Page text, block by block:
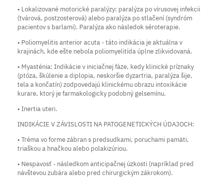
• Lokalizované motorické paralýzy: paralýza po vírusovej infekcii
(tvárová, postzosterová) alebo paralýza po stlačení (syndróm
pacientov s barlami). Paralýza ako následok séroterapie.
• Poliomyelitis anterior acuta - táto indikácia je aktuálna v
krajinách, kde ešte nebola poliomyelitída úplne zlikvidovaná.
• Myasténia: Indikácie v iniciačnej fáze, kedy klinické príznaky
(ptóza, škúlenie a diplopia, neskoršie dyzartria, paralýza šije,
tela a končatín) zodpovedajú klinickému obrazu intoxikácie
kurare, ktorý je farmakologicky podobný gelsemínu.
• Inertia uteri.
INDIKÁCIE V ZÁVISLOSTI NA PATOGENETICKÝCH ÚDAJOCH:
• Tréma vo forme zábran s predsudkami, poruchami pamäti,
triaškou a hnačkou alebo polakizúriou.
• Nespavosť - následkom anticipačnej úzkosti (napríklad pred
návštevou zubára alebo pred chirurgickým zákrokom).